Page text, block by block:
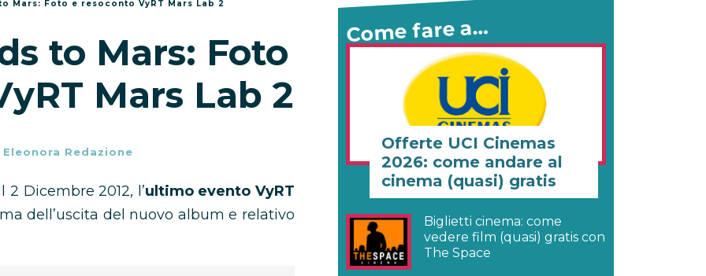
Mars: Foto e resoconto VyRT Mars Lab 2
to Mars: Foto
Mars Lab 2
Eleonora Redazione
Dicembre 2012, l’ultimo evento VyRT
dell’uscita del nuovo album e relativo
Come fare a…
Offerte UCI Cinemas
2026: come andare al
cinema (quasi) gratis
Biglietti cinema: come
vedere film (quasi) gratis con
The Space